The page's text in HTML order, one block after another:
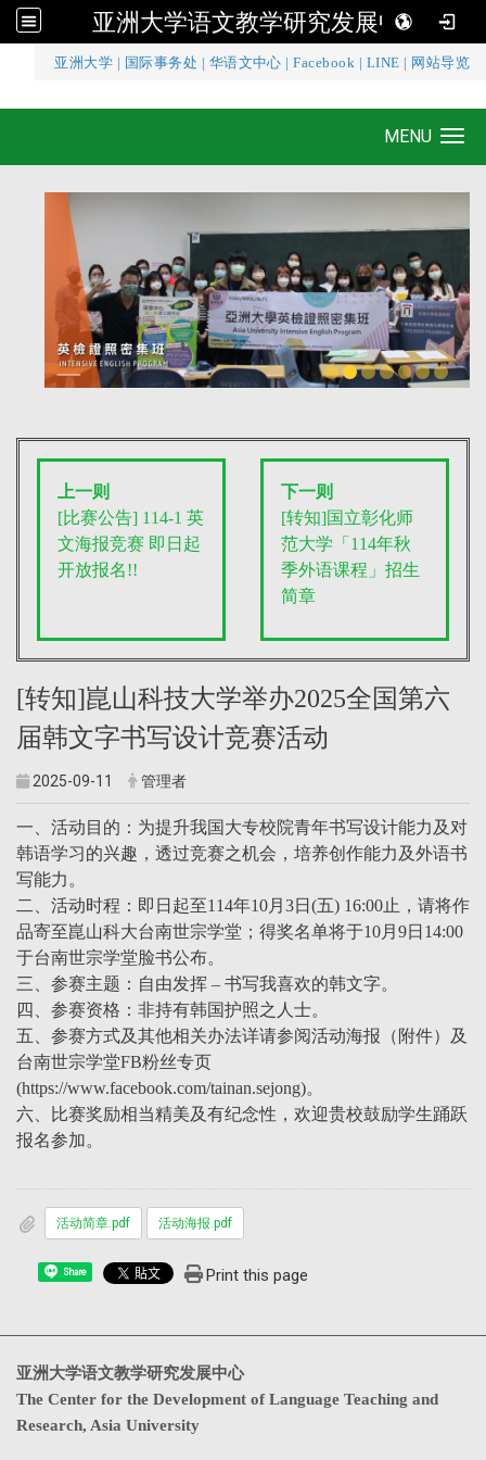
亚洲大学语文教学研究发展中心
亚洲大学 国际事务处 华语文中心 |Facebook LINE 网站导览
亚洲大学语文教学研究发展中心
MENU
上一则
[比赛公告] 114-1 英
文海报竞赛 即日起
开放报名!!
下一则
[转知]国立彰化师
范大学「114年秋
季外语课程」招生
简章
[转知]崑山科技大学举办2025全国第六
届韩文字书写设计竞赛活动
2025-09-11 管理者
一、活动目的：为提升我国大专校院青年书写设计能力及对
韩语学习的兴趣，透过竞赛之机会，培养创作能力及外语书
写能力。
二、活动时程：即日起至114年10月3日(五) 16:00止，请将作
品寄至崑山科大台南世宗学堂；得奖名单将于10月9日14:00
于台南世宗学堂脸书公布。
三、参赛主题：自由发挥 – 书写我喜欢的韩文字。
四、参赛资格：非持有韩国护照之人士。
五、参赛方式及其他相关办法详请参阅活动海报（附件）及
台南世宗学堂FB粉丝专页
(https://www.facebook.com/tainan.sejong)。
六、比赛奖励相当精美及有纪念性，欢迎贵校鼓励学生踊跃
报名参加。
活动简章.pdf 活动海报.pdf
Share Print this page
亚洲大学语文教学研究发展中心
The Center for the Development of Language Teaching and
Research, Asia University